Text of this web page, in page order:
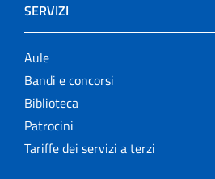
SERVIZI
Aule
Bandi e concorsi
Biblioteca
Patrocini
Tariffe dei servizi a terzi